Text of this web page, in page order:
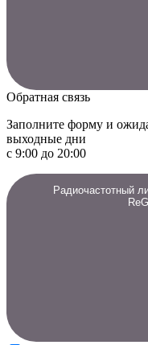
Обратная связь
Заполните форму и
выходные дни
с 9:00 до 20:00
Радиочастотный